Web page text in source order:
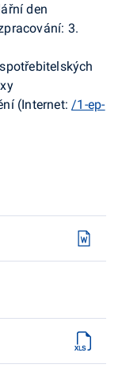
den
3.
(Internet: /1-ep-